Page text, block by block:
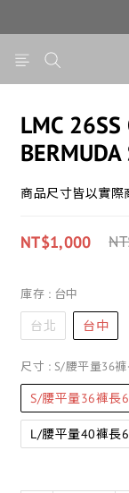
LMC 26SS
商品尺寸皆以實際
NT$1,000
庫存 : 台中
台北 台中
尺寸 : S/腰平量36
S/腰平量36褲長
L/腰平量40褲長